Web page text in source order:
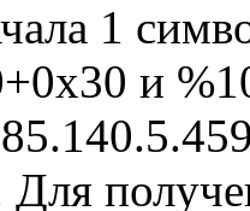
1
и
Для